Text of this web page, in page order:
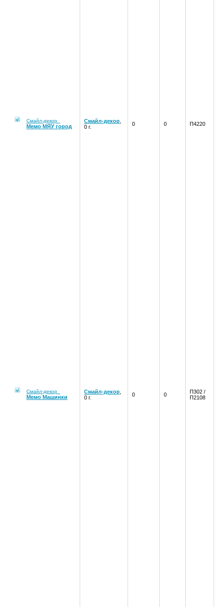
Смайл-декор
Мемо МЯУ город
Смайл-декор
0 г.
0 0 П4220
Смайл-декор
Мемо Машинки
Смайл-декор
0 г.
0 0
П302 /
П2108